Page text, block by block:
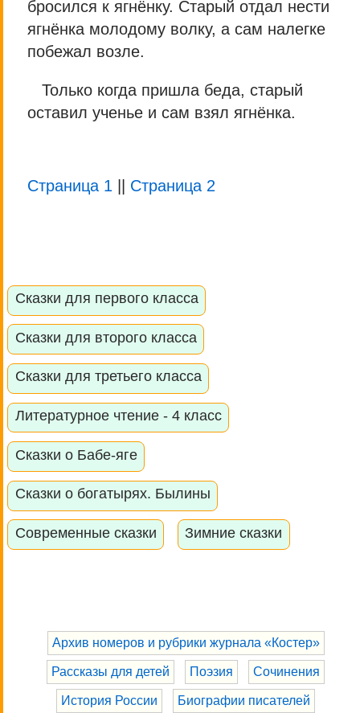
бросился к ягнёнку. Старый отдал нести
ягнёнка молодому волку, а сам налегке
побежал возле.
Только когда пришла беда, старый
оставил ученье и сам взял ягнёнка.
Страница 1 Страница 2
Сказки для первого класса
Сказки для второго класса
Сказки для третьего класса
Литературное чтение - 4 класс
Сказки о Бабе-яге
Сказки о богатырях. Былины
Современные сказки Зимние сказки
Архив номеров и рубрики журнала «Костер»
Рассказы для детей Поэзия Сочинения
История России Биографии писателей